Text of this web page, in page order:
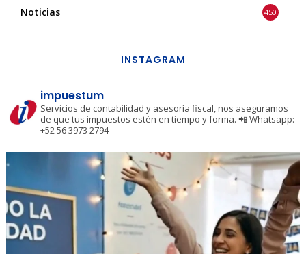
Noticias 450
INSTAGRAM
impuestum
Servicios de contabilidad y asesoría fiscal, nos aseguramos
de que tus impuestos estén en tiempo y forma. 📲 Whatsapp:
+52 56 3973 2794